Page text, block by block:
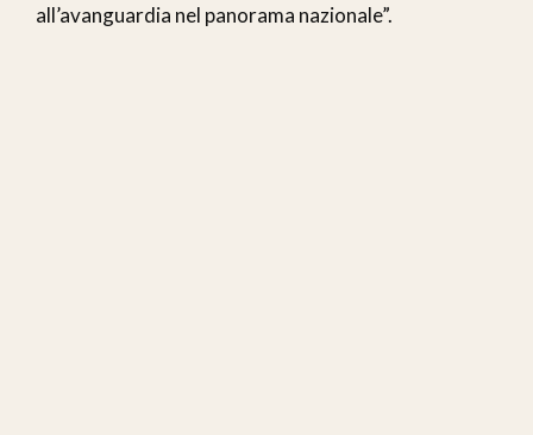
all’avanguardia nel panorama nazionale”.